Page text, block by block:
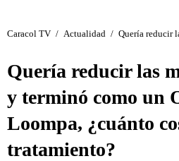
Caracol TV / Actualidad / Quería reducir
Quería reducir las
y terminó como un
Loompa, ¿cuánto
tratamiento?